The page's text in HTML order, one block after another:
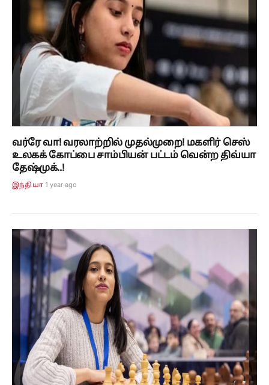
வர்ரே வா! வரலாற்றில் முதல்முறை! மகளிர் செஸ்
உலகக் கோப்பை சாம்பியன் பட்டம் வென்ற திவ்யா
தேஷ்முக்..!
இந்தியா 1 year ago